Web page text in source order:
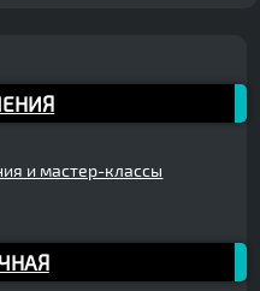
и мастер-классы